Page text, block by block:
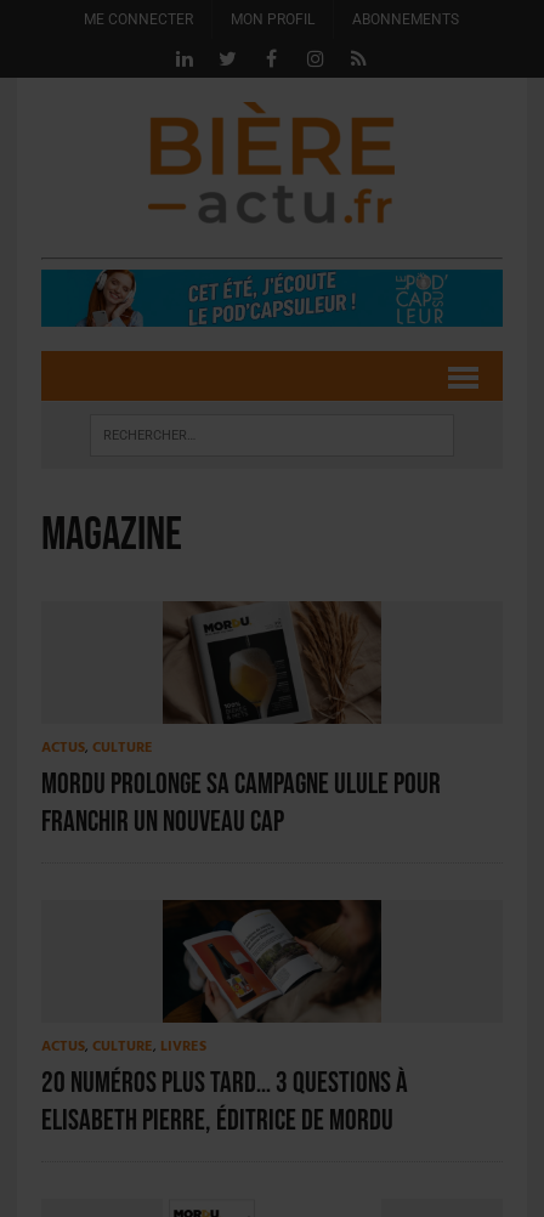
ME CONNECTER MON PROFIL ABONNEMENTS
magazine
ACTUS, CULTURE
Mordu prolonge sa campagne Ulule pour
franchir un nouveau cap
ACTUS, CULTURE, LIVRES
20 numéros plus tard… 3 questions à
Elisabeth Pierre, éditrice de Mordu